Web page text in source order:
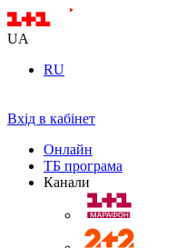
UA
RU
Вхід в кабінет
Онлайн
ТБ програма
Канали